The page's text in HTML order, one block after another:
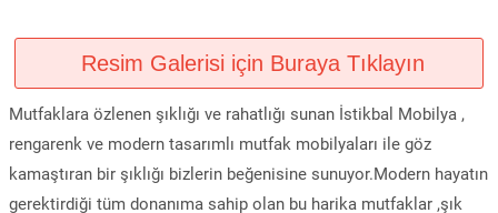
Resim Galerisi için Buraya Tıklayın
Mutfaklara özlenen şıklığı ve rahatlığı sunan İstikbal Mobilya ,
rengarenk ve modern tasarımlı mutfak mobilyaları ile göz
kamaştıran bir şıklığı bizlerin beğenisine sunuyor.Modern hayatın
gerektirdiği tüm donanıma sahip olan bu harika mutfaklar ,şık